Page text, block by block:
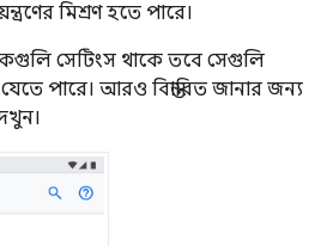
মিশ্রণ হতে পারে।
সেটিংস থাকে তবে সেগুলি
পারে। আরও বিস্তারিত জানার জন্য